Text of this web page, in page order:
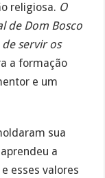
religiosa. O
de Dom Bosco
servir os
a formação
e um
sua
a
esses valores